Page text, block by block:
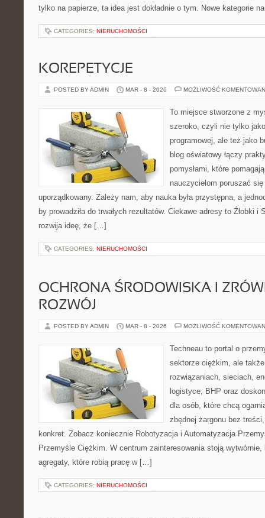
tylko na papierze, ta idea jest dokładnie o tym. Nowe kategorie
CATEGORIES: NIERUCHOMOŚCI
KOREPETYCJE
POSTED BY ADMIN MAR - 8 - 2026 MOŻLIWOŚĆ
To miejsce stworzone z
szeroko, czyli nie tylko
programowej, ale też jako
blog oświatowy łączy
pomysłami, które
nauczycielom poruszać
uporządkowany. Zależy nam, aby nauka była przystępna, a
by prowadziła do trwałych rezultatów. Ciekawe adresy to Źłobki i
rozwija ideę, że […]
CATEGORIES: NIERUCHOMOŚCI
OCHRONA ŚRODOWISKA I
ROZWÓJ
POSTED BY ADMIN MAR - 8 - 2026 MOŻLIWOŚĆ
Techneau to portal o
sektorze ciężkim, ale
rozwiązaniach, sieciach,
logistyce, BHP oraz
dla osób, które chcą
zbędnej żargonu bez
konkret. Zobacz koniecznie Robotyzacja i Automatyzacja
Przemyśle Ciężkim. W centrum zainteresowania stoją
agregaty, które robią pracę w […]
CATEGORIES: NIERUCHOMOŚCI